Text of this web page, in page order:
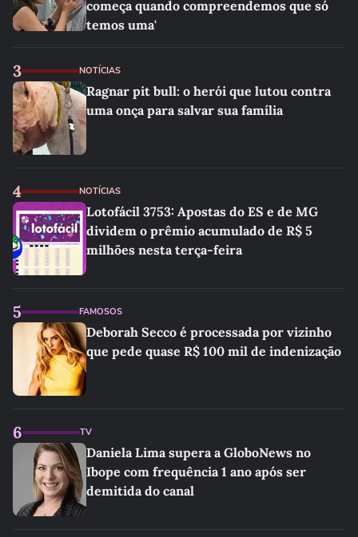
começa quando compreendemos que só
temos uma'
3 NOTÍCIAS
Ragnar pit bull: o herói que lutou contra
uma onça para salvar sua família
4 NOTÍCIAS
Lotofácil 3753: Apostas do ES e de MG
dividem o prêmio acumulado de R$ 5
milhões nesta terça-feira
5 FAMOSOS
Deborah Secco é processada por vizinho
que pede quase R$ 100 mil de indenização
6 TV
Daniela Lima supera a GloboNews no
Ibope com frequência 1 ano após ser
demitida do canal